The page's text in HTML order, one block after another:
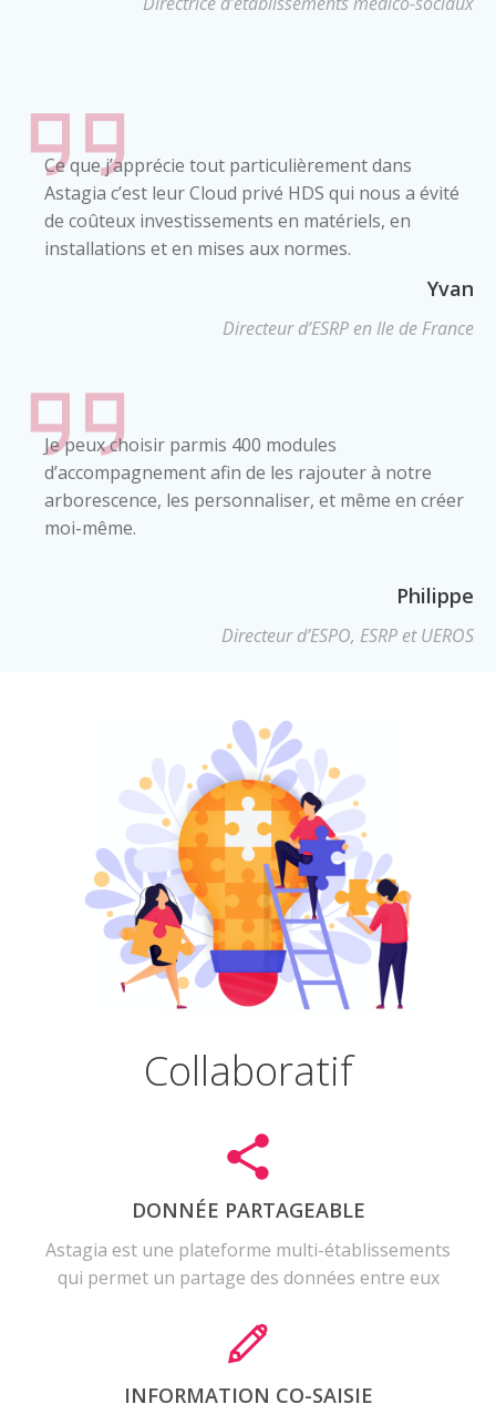
Ce que j’apprécie tout particulièrement dans
Astagia c’est leur Cloud privé HDS qui nous a évité
de coûteux investissements en matériels, en
installations et en mises aux normes.
Yvan
Directeur d’ESRP en Ile de France
Je peux choisir parmis 400 modules
d’accompagnement afin de les rajouter à notre
arborescence, les personnaliser, et même en créer
moi-même.
Philippe
Directeur d’ESPO, ESRP et UEROS
Collaboratif
DONNÉE PARTAGEABLE
Astagia est une plateforme multi-établissements
qui permet un partage des données entre eux
INFORMATION CO-SAISIE